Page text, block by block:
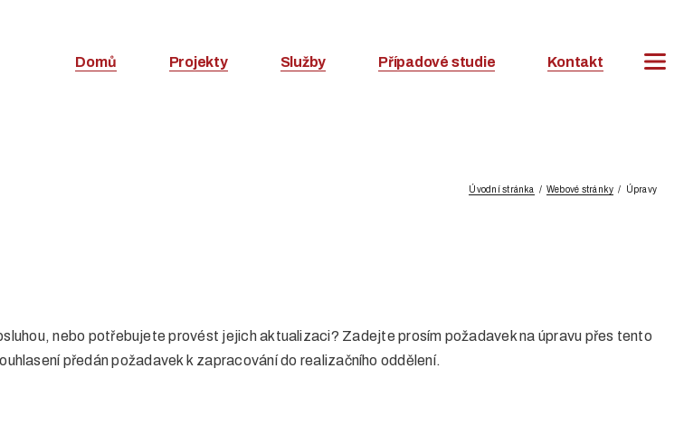
Domů Projekty Služby Případové studie Kontakt
Úvodní stránka Webové stránky Úpravy
nebo potřebujete provést jejich aktualizaci? Zadejte prosím požadavek na úpravu přes tento
předán požadavek k zapracování do realizačního oddělení.